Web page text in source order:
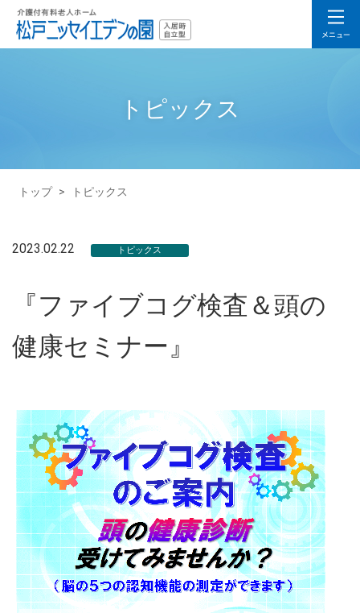
トピックス
トップ > トピックス
2023.02.22 トピックス
『ファイブコグ検査＆頭の
健康セミナー』